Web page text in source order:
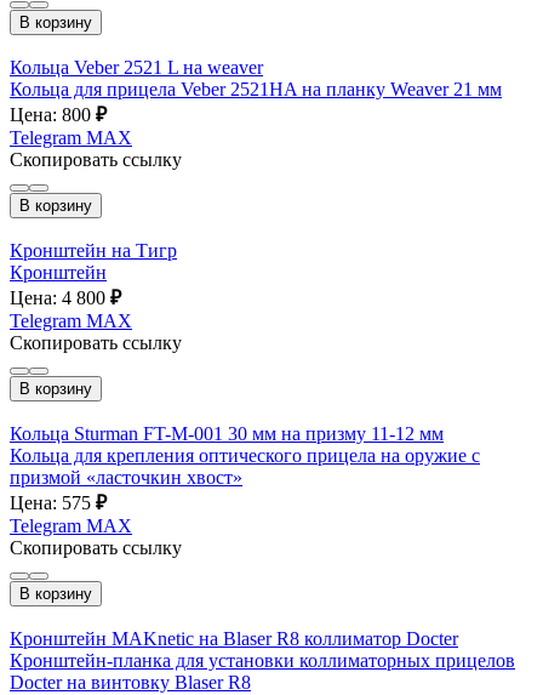
В корзину
Кольца Veber 2521 L на weaver
Кольца для прицела Veber 2521HA на планку Weaver 21 мм
Цена: 800 ₽
Telegram MAX
Скопировать ссылку
В корзину
Кронштейн на Тигр
Кронштейн
Цена: 4 800 ₽
Telegram MAX
Скопировать ссылку
В корзину
Кольца Sturman FT-M-001 30 мм на призму 11-12 мм
Кольца для крепления оптического прицела на оружие с
призмой «ласточкин хвост»
Цена: 575 ₽
Telegram MAX
Скопировать ссылку
В корзину
Кронштейн MAKnetic на Blaser R8 коллиматор Docter
Кронштейн-планка для установки коллиматорных прицелов
Docter на винтовку Blaser R8